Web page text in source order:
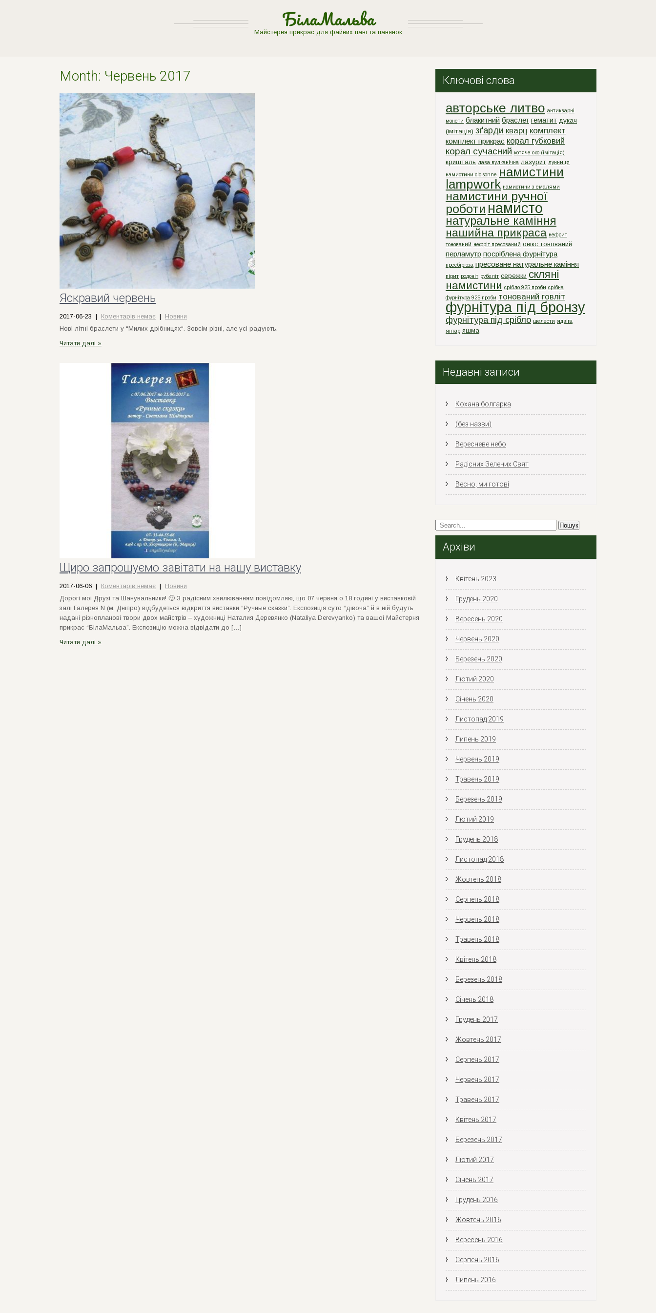
БілаМальва
Майстерня прикрас для файних пані та панянок
Month: Червень 2017
Яскравий червень
2017-06-23 | Коментарів немає | Новини
Нові літні браслети у “Милих дрібницях“. Зовсім різні, але усі радують.
Читати далі »
Щиро запрошуємо завітати на нашу виставку
2017-06-06 | Коментарів немає | Новини
Дорогi моi Друзi та Шанувальники! 🙂 З радiсним хвилюванням повiдомляю, що 07 червня о 18 годинi у виставковiй
залi Галерея N (м. Дніпро) вiдбудеться вiдкриття виставки “Ручные сказки”. Експозицiя суто “дiвоча” й в нiй будуть
наданi рiзноплановi твори двох майстрiв – художницi Наталия Деревянко (Nataliya Derevyanko) та вашоi Майстерня
прикрас “БiлаМальва”. Експозицiю можна вiдвiдати до […]
Читати далі »
Ключові слова
авторське литво антикварні
монети блакитний браслет гематит дукач
(імітація) зґарди кварц комплект
комплект прикрас корал губковий
корал сучасний котяче око (імітація)
кришталь лава вулканічна лазурит лунниця
намистини cloisonne намистини
lampwork намистини з емалями
намистини ручної
роботинамисто
натуральне каміння
нашийна прикраса нефрит
тонований нефріт пресований онікс тонований
перламутр посріблена фурнітура
пресбірюза пресоване натуральне каміння
пірит родоніт рубеліт сережки скляні
намистини срiбло 925 проби срiбна
фурнiтура 925 проби тонований говліт
фурнітура під бронзу
фурнітура під срібло шелести ядвіга
янтар яшма
Недавні записи
Кохана болгарка
(без назви)
Вересневе небо
Радісних Зелених Свят
Весно, ми готові
Архіви
Квітень 2023
Грудень 2020
Вересень 2020
Червень 2020
Березень 2020
Лютий 2020
Січень 2020
Листопад 2019
Липень 2019
Червень 2019
Травень 2019
Березень 2019
Лютий 2019
Грудень 2018
Листопад 2018
Жовтень 2018
Серпень 2018
Червень 2018
Травень 2018
Квітень 2018
Березень 2018
Січень 2018
Грудень 2017
Жовтень 2017
Серпень 2017
Червень 2017
Травень 2017
Квітень 2017
Березень 2017
Лютий 2017
Січень 2017
Грудень 2016
Жовтень 2016
Вересень 2016
Серпень 2016
Липень 2016